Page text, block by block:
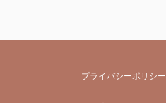
プライバシーポリシー